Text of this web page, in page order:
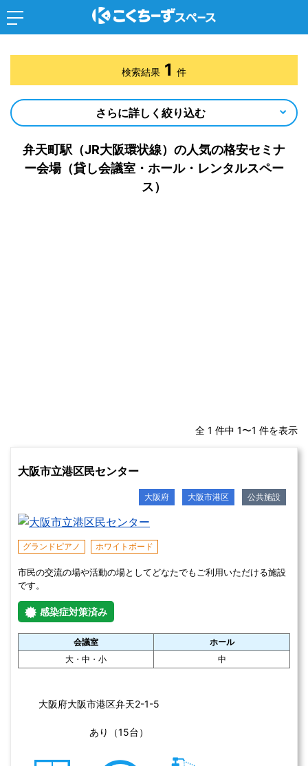
弁天町駅（JR大阪環状線）の人気の格安セミナ
ー会場（貸し会議室・ホール・レンタルスペー
ス）
全 1 件中 1〜1 件を表示
大阪市立港区民センター
大阪府 大阪市港区 公共施設
グランドピアノ ホワイトボード
市民の交流の場や活動の場としてどなたでもご利用いただける施設
です。
感染症対策済み
会議室
ホール
大・中・小
中
大阪府大阪市港区弁天2-1-5
あり（15台）
検索結果 1 件
さらに詳しく絞り込む